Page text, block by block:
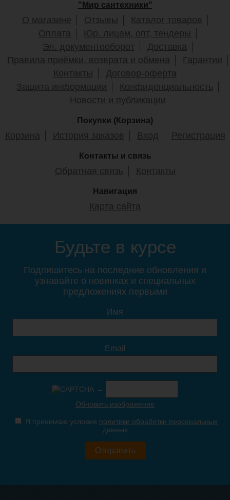
Может сломаться микролифт
Сиденье со временем может пожелтеть, между тем
сам унитаз останется белым.
Длина унитаза- расстояние от крепления до
- расстояние от края до края в
Расстояние между отверстиями
Крышка-сиденье для
пластиковое крепление,
термопласт, черное
2 500
Подробнее
Крышка-сиденье для
унитаза Haro Cedo Carolina
Beach
Подробнее
съёмной детской вставкой
6 700
дюропласт микролифт
унитаза Селект дюропласт
2 500
Крышка-сиденье для
унитаза Фавос с
"Мир сантехники"
О магазине Отзывы
Каталог товаров
Оплата
Юр. лицам, опт, тендеры
Эл. документооборот
Доставка
Правила приёмки, возврата и обмена
Гарантии
Контакты
Договор-оферта
Защита информации
Конфиденциальность
Новости и публикации
Покупки (Корзина)
Корзина История заказов Вход Регистрация
Контакты и связь
Обратная связь Контакты
Навигация
Карта сайта
Будьте в курсе
Подпишитесь на последние обновления и
узнавайте о новинках и специальных
предложениях первыми
Имя
Email
→
Обновить изображение
Я принимаю условия политики обработки персональных
данных